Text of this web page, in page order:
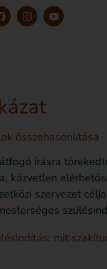
összehasonlítása
írásra
közvetlen
szervezet
mit